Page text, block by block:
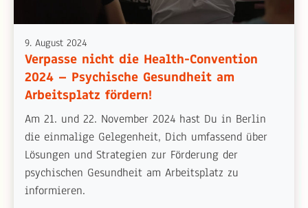
9. August 2024
Verpasse nicht die Health-Convention
2024 – Psychische Gesundheit am
Arbeitsplatz fördern!
Am 21. und 22. November 2024 hast Du in Berlin
die einmalige Gelegenheit, Dich umfassend über
Lösungen und Strategien zur Förderung der
psychischen Gesundheit am Arbeitsplatz zu
informieren.